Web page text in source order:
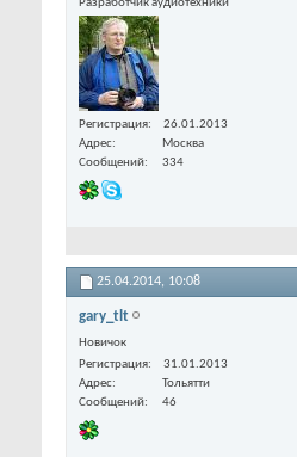
Разработчик аудиотехники
Регистрация
26.01.2013
Адрес
Москва
Сообщений
334
25.04.2014, 10:08
gary_tlt
Новичок
Регистрация
31.01.2013
Адрес
Тольятти
Сообщений
46